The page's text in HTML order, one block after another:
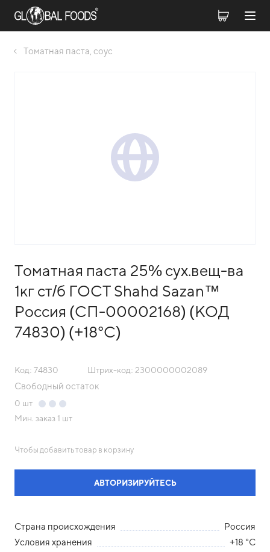
Томатная паста, соус
Томатная паста 25% сух.вещ-ва
1кг ст/б ГОСТ Shahd Sazan™
Россия (СП-00002168) (КОД
74830) (+18°С)
Код: 74830 Штрих-код: 2300000002089
Свободный остаток
0 шт
Мин. заказ 1 шт
Чтобы добавить товар в корзину
АВТОРИЗИРУЙТЕСЬ
Страна происхождения
Россия
Условия хранения
+18 °С